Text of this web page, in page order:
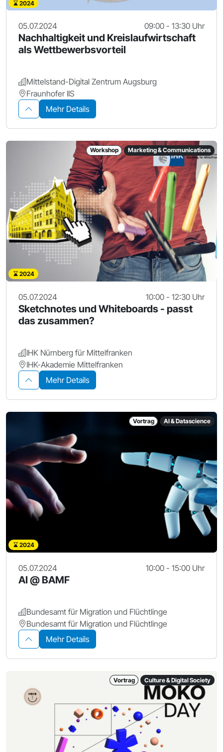
2024
05.07.2024 09:00 - 13:30 Uhr
Nachhaltigkeit und Kreislaufwirtschaft
als Wettbewerbsvorteil
Mittelstand-Digital Zentrum Augsburg
Fraunhofer IIS
Mehr Details
Workshop Marketing & Communications
2024
05.07.2024 10:00 - 12:30 Uhr
Sketchnotes und Whiteboards - passt
das zusammen?
IHK Nürnberg für Mittelfranken
IHK-Akademie Mittelfranken
Mehr Details
Vortrag AI & Datascience
2024
05.07.2024 10:00 - 15:00 Uhr
AI @ BAMF
Bundesamt für Migration und Flüchtlinge
Bundesamt für Migration und Flüchtlinge
Mehr Details
Vortrag Culture & Digital Society